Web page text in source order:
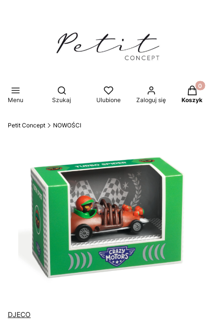
Menu
Otwórz wyszukiwarkę
Szukaj Ulubione Zaloguj się Koszyk
Petit Concept NOWOŚCI
DJECO